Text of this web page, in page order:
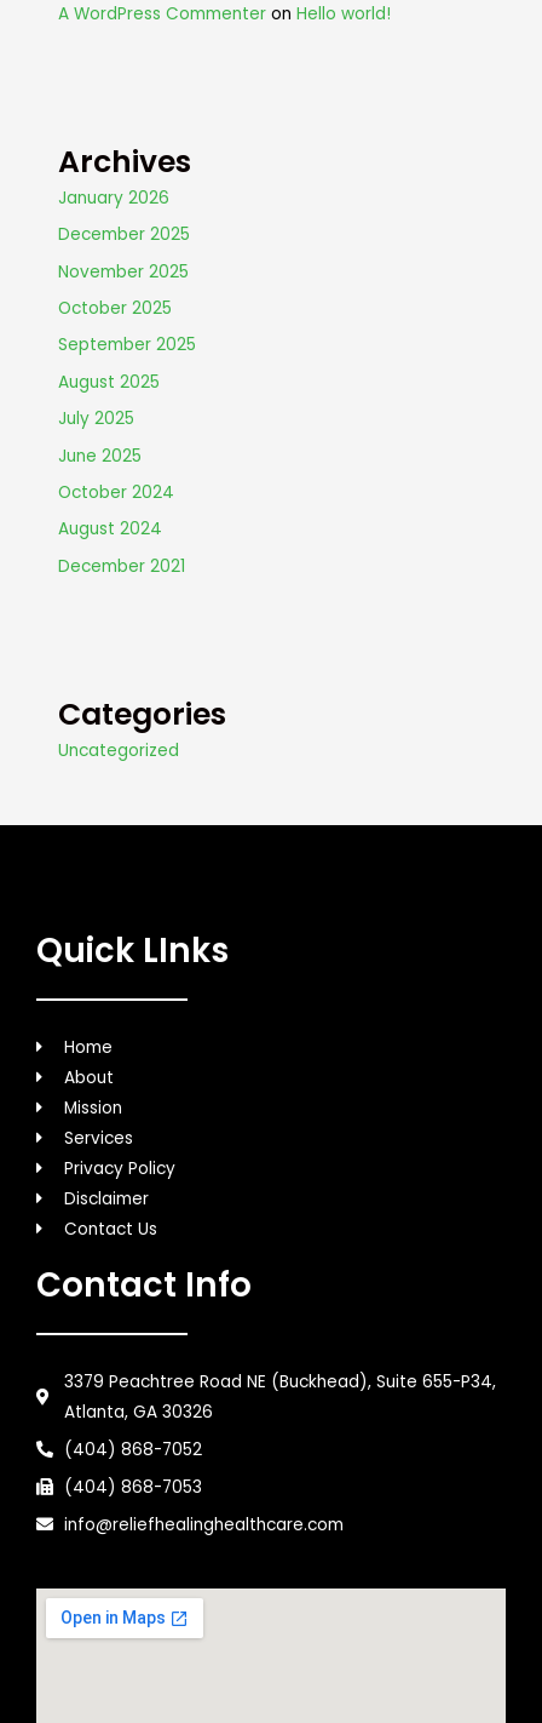
A WordPress Commenter onHello world!
Archives
January 2026
December 2025
November 2025
October 2025
September 2025
August 2025
July 2025
June 2025
October 2024
August 2024
December 2021
Categories
Uncategorized
Quick LInks
Home
About
Mission
Services
Privacy Policy
Disclaimer
Contact Us
Contact Info
3379 Peachtree Road NE (Buckhead), Suite 655-P34,
Atlanta, GA 30326
(404) 868-7052
(404) 868-7053
info@reliefhealinghealthcare.com